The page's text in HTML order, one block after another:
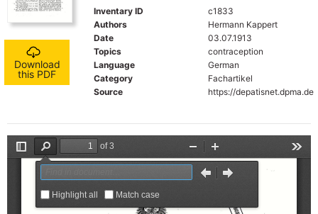
Download
this PDF
Inventary ID
c1833
Authors
Hermann Kappert
Date
03.07.1913
Topics
contraception
Language
German
Category
Fachartikel
Source
https://depatisnet.dpma.de